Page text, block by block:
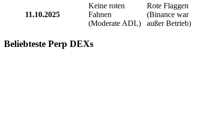
11.10.2025
Keine roten
Fahnen
(Moderate ADL)
Rote Flaggen
(Binance war
außer Betrieb)
Beliebteste Perp DEXs